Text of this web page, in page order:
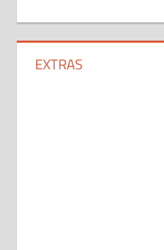
EXTRAS